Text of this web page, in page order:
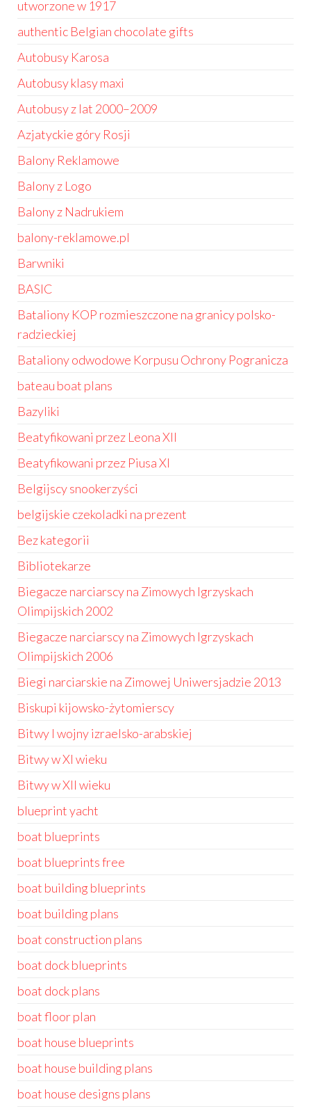
utworzone w 1917
authentic Belgian chocolate gifts
Autobusy Karosa
Autobusy klasy maxi
Autobusy z lat 2000–2009
Azjatyckie góry Rosji
Balony Reklamowe
Balony z Logo
Balony z Nadrukiem
balony-reklamowe.pl
Barwniki
BASIC
Bataliony KOP rozmieszczone na granicy polsko-
radzieckiej
Bataliony odwodowe Korpusu Ochrony Pogranicza
bateau boat plans
Bazyliki
Beatyfikowani przez Leona XII
Beatyfikowani przez Piusa XI
Belgijscy snookerzyści
belgijskie czekoladki na prezent
Bez kategorii
Bibliotekarze
Biegacze narciarscy na Zimowych Igrzyskach
Olimpijskich 2002
Biegacze narciarscy na Zimowych Igrzyskach
Olimpijskich 2006
Biegi narciarskie na Zimowej Uniwersjadzie 2013
Biskupi kijowsko-żytomierscy
Bitwy I wojny izraelsko-arabskiej
Bitwy w XI wieku
Bitwy w XII wieku
blueprint yacht
boat blueprints
boat blueprints free
boat building blueprints
boat building plans
boat construction plans
boat dock blueprints
boat dock plans
boat floor plan
boat house blueprints
boat house building plans
boat house designs plans